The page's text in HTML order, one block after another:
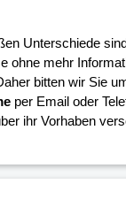
Unterschiede
ohne mehr
bitten wir Sie
per Email oder
ihr Vorhaben